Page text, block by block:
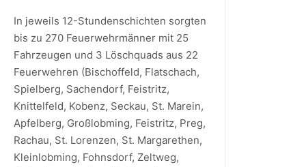
In jeweils 12-Stundenschichten sorgten
bis zu 270 Feuerwehrmänner mit 25
Fahrzeugen und 3 Löschquads aus 22
Feuerwehren (Bischoffeld, Flatschach,
Spielberg, Sachendorf, Feistritz,
Knittelfeld, Kobenz, Seckau, St. Marein,
Apfelberg, Großlobming, Feistritz, Preg,
Rachau, St. Lorenzen, St. Margarethen,
Kleinlobming, Fohnsdorf, Zeltweg,